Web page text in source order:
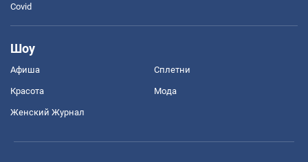
Covid
Шоу
Афиша Сплетни
Красота Мода
Женский Журнал